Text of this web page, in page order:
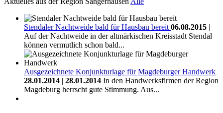
Stendaler Nachtweide bald für Hausbau bereit 06.08.2015 |
Auf der Nachtweide in der altmärkischen Kreisstadt Stendal
können vermutlich schon bald...
Ausgezeichnete Konjunkturlage für Magdeburger Handwerk
28.01.2014 | 28.01.2014 In den Handwerksfirmen der Region
Magdeburg herrscht gute Stimmung. Aus...